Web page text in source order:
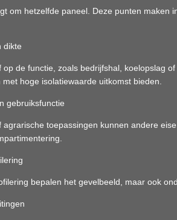
om hetzelfde paneel. Deze punten maken
dikte
op de functie, zoals bedrijfshal, koelopslag
hoge isolatiewaarde uitkomst bieden.
gebruiksfunctie
agrarische toepassingen kunnen andere
bepalen het gevelbeeld, maar ook